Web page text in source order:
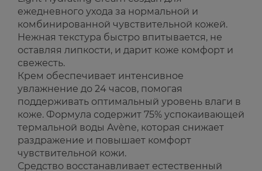
ежедневного ухода за нормальной и
комбинированной чувствительной кожей.
Нежная текстура быстро впитывается, не
оставляя липкости, и дарит коже комфорт и
свежесть.
Крем обеспечивает интенсивное
увлажнение до 24 часов, помогая
поддерживать оптимальный уровень влаги в
коже. Формула содержит 75% успокаивающей
термальной воды Avène, которая снижает
раздражение и повышает комфорт
чувствительной кожи.
Средство восстанавливает естественный